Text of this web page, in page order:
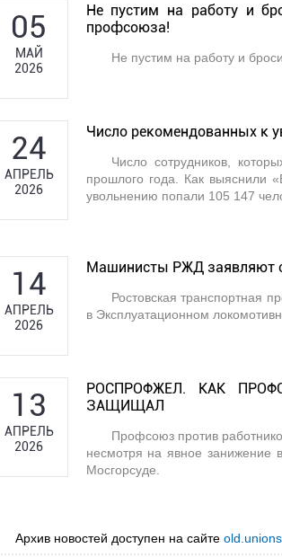
05
МАЙ
2026
Не пустим на работу и
профсоюза!
Не пустим на работу и
24
АПРЕЛЬ
2026
Число рекомендованных к
Число сотрудников,
прошлого года. Как выяснили
увольнению попали 105 147
14
АПРЕЛЬ
2026
Машинисты РЖД заявляют
Ростовская транспортная
в Эксплуатационном
13
АПРЕЛЬ
2026
РОСПРОФЖЕЛ. КАК
ЗАЩИЩАЛ
Профсоюз против
несмотря на явное занижение
Мосгорсуде.
Архив новостей доступен на сайте